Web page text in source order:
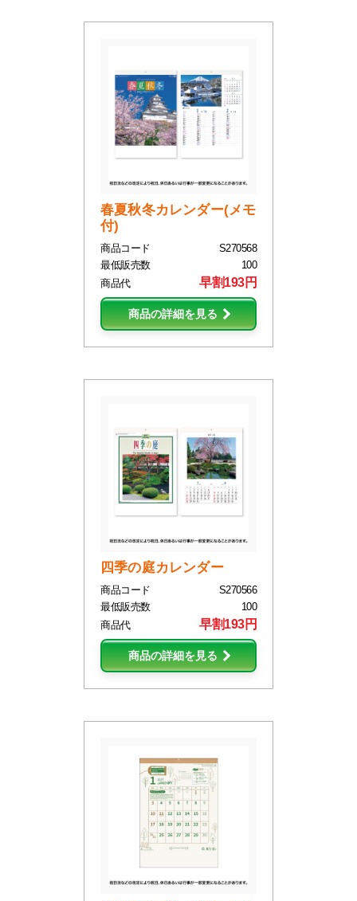
春夏秋冬カレンダー(メモ
付)
商品コード
S270568
最低販売数
100
商品代
早割193円
商品の詳細を見る
四季の庭カレンダー
商品コード
S270566
最低販売数
100
商品代
早割193円
商品の詳細を見る